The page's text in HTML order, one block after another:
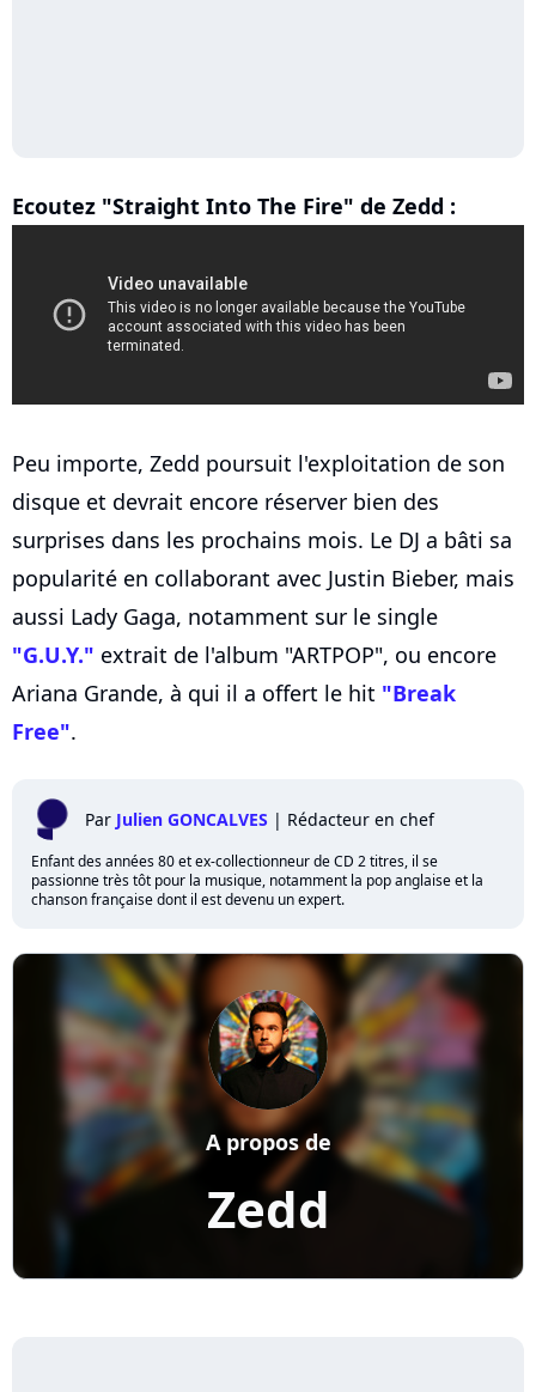
Ecoutez "Straight Into The Fire" de Zedd :
Peu importe, Zedd poursuit l'exploitation de son
disque et devrait encore réserver bien des
surprises dans les prochains mois. Le DJ a bâti sa
popularité en collaborant avec Justin Bieber, mais
aussi Lady Gaga, notamment sur le single
"G.U.Y." extrait de l'album "ARTPOP", ou encore
Ariana Grande, à qui il a offert le hit "Break
Free".
Par Julien GONCALVES | Rédacteur en chef
Enfant des années 80 et ex-collectionneur de CD 2 titres, il se
passionne très tôt pour la musique, notamment la pop anglaise et la
chanson française dont il est devenu un expert.
Zedd
A propos de